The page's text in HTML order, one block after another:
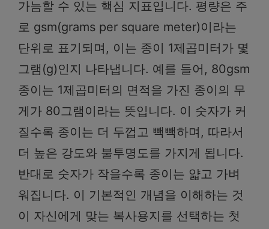
가늠할 수 있는 핵심 지표입니다. 평량은 주
로 gsm(grams per square meter)이라는
단위로 표기되며, 이는 종이 1제곱미터가 몇
그램(g)인지 나타냅니다. 예를 들어, 80gsm
종이는 1제곱미터의 면적을 가진 종이의 무
게가 80그램이라는 뜻입니다. 이 숫자가 커
질수록 종이는 더 두껍고 빽빽하며, 따라서
더 높은 강도와 불투명도를 가지게 됩니다.
반대로 숫자가 작을수록 종이는 얇고 가벼
워집니다. 이 기본적인 개념을 이해하는 것
이 자신에게 맞는 복사용지를 선택하는 첫